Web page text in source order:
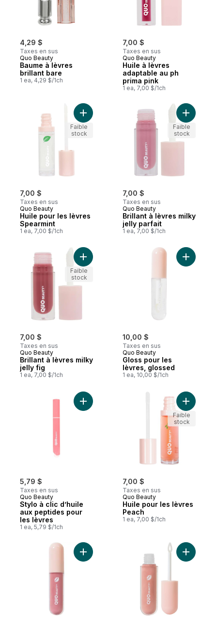
4,29 $
Taxes en sus
Quo Beauty
Baume à lèvres
brillant bare
1 ea, 4,29 $/1ch
7,00 $
Taxes en sus
Quo Beauty
Huile à lèvres
adaptable au ph
prima pink
1 ea, 7,00 $/1ch
7,00 $
Taxes en sus
Quo Beauty
Huile pour les lèvres
Spearmint
1 ea, 7,00 $/1ch
Ajouter Huile pour les lèvres Spearmint
Faible
stock
7,00 $
Taxes en sus
Quo Beauty
Brillant à lèvres milky
jelly parfait
1 ea, 7,00 $/1ch
Ajouter
Faible
stock
7,00 $
Taxes en sus
Quo Beauty
Brillant à lèvres milky
jelly fig
1 ea, 7,00 $/1ch
Ajouter Brillant à lèvres milky jelly fig au
Faible
stock
10,00 $
Taxes en sus
Quo Beauty
Gloss pour les
lèvres, glossed
1 ea, 10,00 $/1ch
Ajouter
5,79 $
Taxes en sus
Quo Beauty
Stylo à clic d’huile
aux peptides pour
les lèvres
1 ea, 5,79 $/1ch
Ajouter Stylo à clic d’huile aux peptides
7,00 $
Taxes en sus
Quo Beauty
Huile pour les lèvres
Peach
1 ea, 7,00 $/1ch
Ajouter
Faible
stock
Ajouter Gloss pour les lèvres, basic au
Ajouter